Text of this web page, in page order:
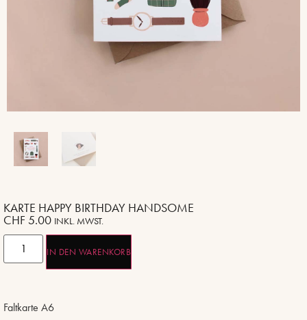
KARTE HAPPY BIRTHDAY HANDSOME
CHF 5.00 INKL. MWST.
IN DEN WARENKORB
Faltkarte A6